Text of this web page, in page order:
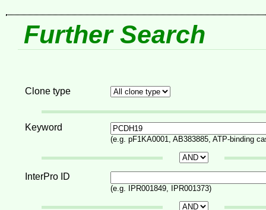
Further Search
Clone type
Keyword
(e.g. pF1KA0001, AB383885, ATP-binding
InterPro ID
(e.g. IPR001849, IPR001373)